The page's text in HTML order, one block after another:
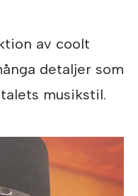
av coolt
detaljer som
musikstil.